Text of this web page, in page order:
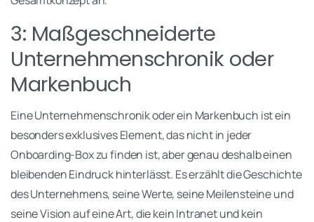
3: Maßgeschneiderte
Unternehmenschronik oder
Markenbuch
Eine Unternehmenschronik oder ein Markenbuch ist ein
besonders exklusives Element, das nicht in jeder
Onboarding-Box zu finden ist, aber genau deshalb einen
bleibenden Eindruck hinterlässt. Es erzählt die Geschichte
des Unternehmens, seine Werte, seine Meilensteine und
seine Vision auf eine Art, die kein Intranet und kein